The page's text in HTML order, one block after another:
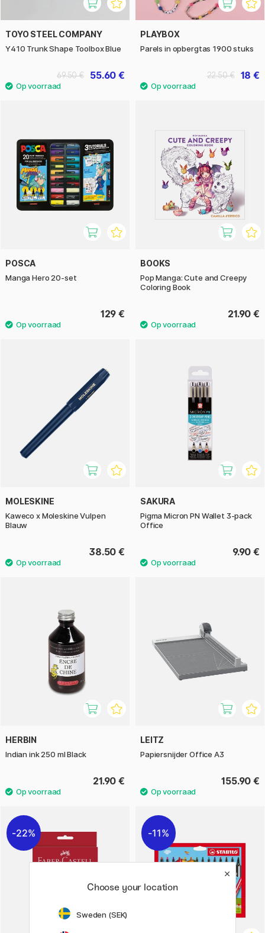
TOYO STEEL COMPANY
Y410 Trunk Shape Toolbox Blue
55.60 €
69.50 €
PLAYBOX
Parels in opbergtas 1900 stuks
18 €
22.50 €
POSCA
Manga Hero 20-set
129 €
BOOKS
Pop Manga: Cute and Creepy
Coloring Book
21.90 €
MOLESKINE
Kaweco x Moleskine Vulpen
Blauw
38.50 €
SAKURA
Pigma Micron PN Wallet 3-pack
Office
9.90 €
HERBIN
Indian ink 250 ml Black
21.90 €
LEITZ
Papiersnijder Office A3
155.90 €
22% 11%
Choose your location
Sweden (SEK)